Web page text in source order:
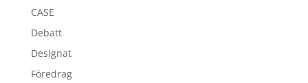
CASE
Debatt
Designat
Föredrag